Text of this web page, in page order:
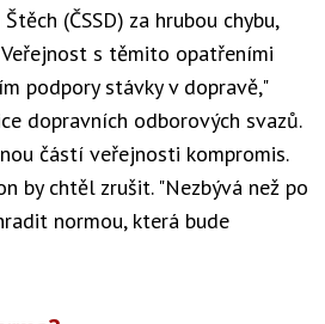
(ČSSD) za hrubou chybu,
s těmito opatřeními
podpory stávky v dopravě,"
dopravních odborových svazů.
částí veřejnosti kompromis.
by chtěl zrušit. "Nezbývá než po
normou, která bude